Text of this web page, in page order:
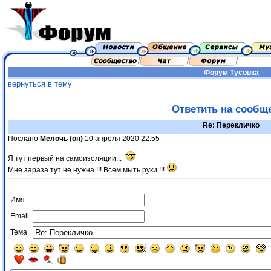
Форум Тусовка
вернуться в тему
Ответить на
Re: Перекличко
Послано Мелочь (он) 10 апреля 2020 22:55
Я тут первый на самоизоляции...
Мне зараза тут не нужна !!! Всем мыть руки !!!
Имя
Email
Тема